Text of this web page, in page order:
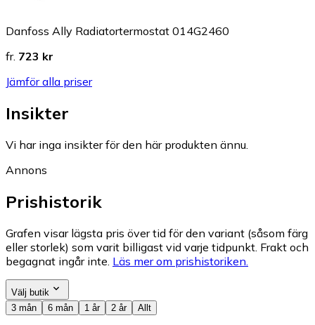
Danfoss Ally Radiatortermostat 014G2460
fr. 723 kr
Jämför alla priser
Insikter
Vi har inga insikter för den här produkten ännu.
Annons
Prishistorik
Grafen visar lägsta pris över tid för den variant (såsom färg
eller storlek) som varit billigast vid varje tidpunkt. Frakt och
begagnat ingår inte. Läs mer om prishistoriken.
Välj butik
3 mån
6 mån 1 år 2 år Allt